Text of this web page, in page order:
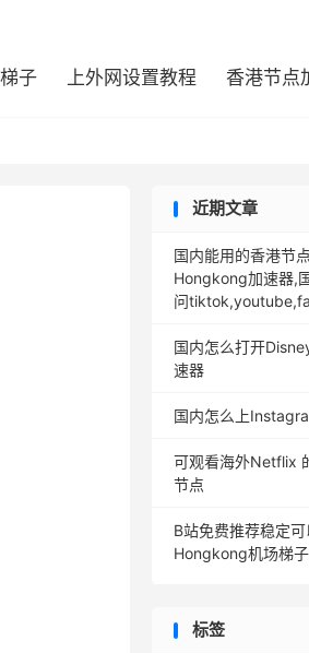
子 上外网设置教程 香港节点
近期文章
国内能用的香港节
Hongkong加速器,
问
国内怎么打开
速器
国内怎么上
可观看海外Netflix
节点
B站免费推荐稳定可
Hongkong机场梯
标签